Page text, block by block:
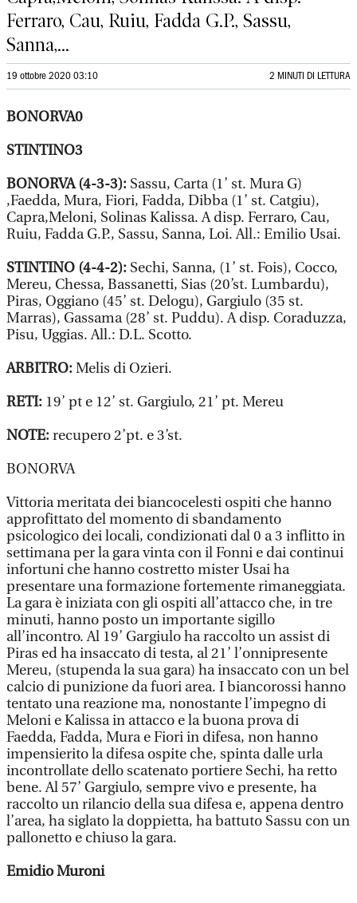
Ferraro, Cau, Ruiu, Fadda G.P., Sassu,
Sanna,...
19 ottobre 2020 03:10 2 MINUTI DI LETTURA
BONORVA0
STINTINO3
BONORVA (4-3-3): Sassu, Carta (1’ st. Mura G)
,Faedda, Mura, Fiori, Fadda, Dibba (1’ st. Catgiu),
Capra,Meloni, Solinas Kalissa. A disp. Ferraro, Cau,
Ruiu, Fadda G.P., Sassu, Sanna, Loi. All.: Emilio Usai.
STINTINO (4-4-2): Sechi, Sanna, (1’ st. Fois), Cocco,
Mereu, Chessa, Bassanetti, Sias (20’st. Lumbardu),
Piras, Oggiano (45’ st. Delogu), Gargiulo (35 st.
Marras), Gassama (28’ st. Puddu). A disp. Coraduzza,
Pisu, Uggias. All.: D.L. Scotto.
ARBITRO:Melis di Ozieri.
RETI: 19’ pt e 12’ st. Gargiulo, 21’ pt. Mereu
NOTE:recupero 2’pt. e 3’st.
BONORVA
Vittoria meritata dei biancocelesti ospiti che hanno
approfittato del momento di sbandamento
psicologico dei locali, condizionati dal 0 a 3 inflitto in
settimana per la gara vinta con il Fonni e dai continui
infortuni che hanno costretto mister Usai ha
presentare una formazione fortemente rimaneggiata.
La gara è iniziata con gli ospiti all’attacco che, in tre
minuti, hanno posto un importante sigillo
all’incontro. Al 19’ Gargiulo ha raccolto un assist di
Piras ed ha insaccato di testa, al 21’ l’onnipresente
Mereu, (stupenda la sua gara) ha insaccato con un bel
calcio di punizione da fuori area. I biancorossi hanno
tentato una reazione ma, nonostante l’impegno di
Meloni e Kalissa in attacco e la buona prova di
Faedda, Fadda, Mura e Fiori in difesa, non hanno
impensierito la difesa ospite che, spinta dalle urla
incontrollate dello scatenato portiere Sechi, ha retto
bene. Al 57’ Gargiulo, sempre vivo e presente, ha
raccolto un rilancio della sua difesa e, appena dentro
l’area, ha siglato la doppietta, ha battuto Sassu con un
pallonetto e chiuso la gara.
Emidio Muroni